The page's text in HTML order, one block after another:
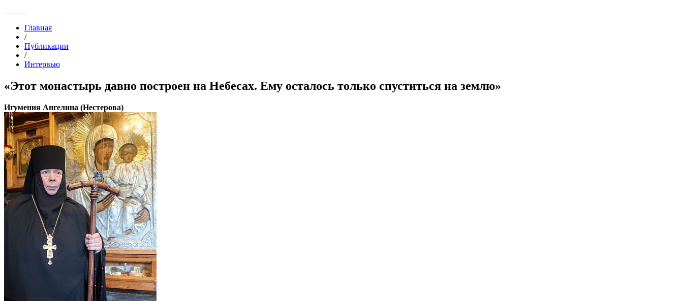
Главная
/
Публикации
/
Интервью
«Этот монастырь давно построен на Небесах. Ему осталось только спуститься на землю»
Игумения Ангелина (Нестерова)